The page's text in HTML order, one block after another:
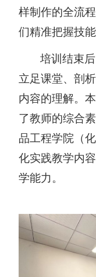
样制作的全流
们精准把握技
培训结束
立足课堂、剖
内容的理解。
了教师的综合
品工程学院（
化实践教学内
学能力。